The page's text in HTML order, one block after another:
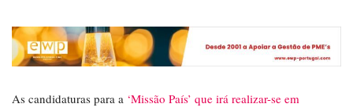
As candidaturas para a ‘Missão País’ que irá realizar-se em